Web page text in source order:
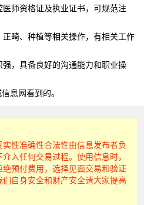
师资格证及执业证书，可规范注
畸、种植等相关操作，有相关工作
，具备良好的沟通能力和职业操
息网看到的。
性准确性合法性由信息发布者负
入任何交易过程。使用信息时，
预付费用，选择见面交易和验证
自身安全和财产安全请大家提高